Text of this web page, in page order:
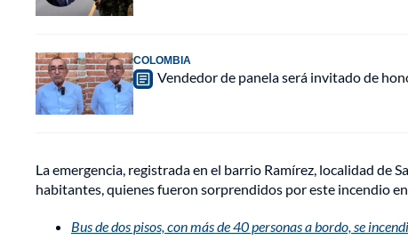
COLOMBIA
Vendedor de panela será invitado de
La emergencia, registrada en el barrio Ramírez, localidad de
habitantes, quienes fueron sorprendidos por este incendio
Bus de dos pisos, con más de 40 personas a bordo, se